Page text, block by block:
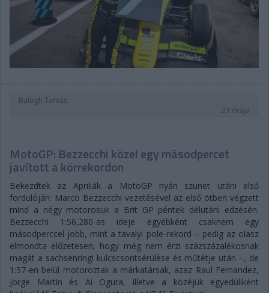
Balogh Tamás
23 órája
MotoGP: Bezzecchi közel egy másodpercet
javított a körrekordon
Bekezdtek az Apriliák a MotoGP nyári szünet utáni első
fordulóján: Marco Bezzecchi vezetésével az első ötben végzett
mind a négy motorosuk a Brit GP péntek délutáni edzésén.
Bezzecchi 1:56,280-as ideje egyébként csaknem egy
másodperccel jobb, mint a tavalyi pole-rekord – pedig az olasz
elmondta előzetesen, hogy még nem érzi százszázalékosnak
magát a sachsenringi kulcscsontsérülése és műtétje után –, de
1:57-en belül motoroztak a márkatársak, azaz Raul Fernandez,
Jorge Martin és Ai Ogura, illetve a közéjük egyedüliként